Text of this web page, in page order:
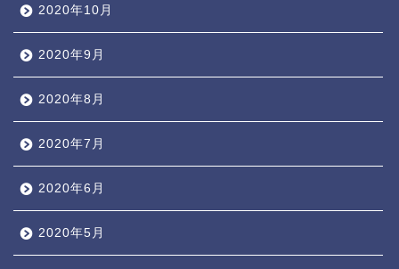
2020年10月
2020年9月
2020年8月
2020年7月
2020年6月
2020年5月